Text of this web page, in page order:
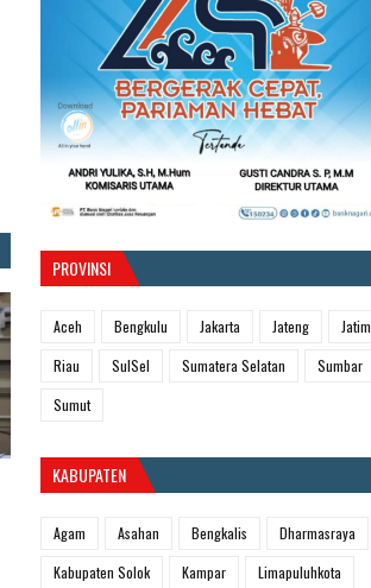
PROVINSI
Aceh Bengkulu Jakarta Jateng
Jatim
Riau
SulSel Sumatera Selatan
Sumbar
Sumut
KABUPATEN
Agam Asahan Bengkalis
Dharmasraya
Kabupaten Solok
Kampar
Limapuluhkota